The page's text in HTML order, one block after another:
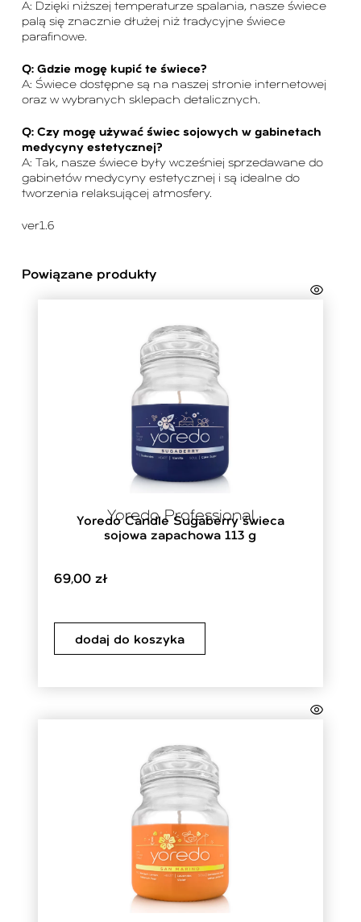
A: Dzięki niższej temperaturze spalania, nasze świece
palą się znacznie dłużej niż tradycyjne świece
parafinowe.
Q: Gdzie mogę kupić te świece?
A: Świece dostępne są na naszej stronie internetowej
oraz w wybranych sklepach detalicznych.
Q: Czy mogę używać świec sojowych w gabinetach
medycyny estetycznej?
A: Tak, nasze świece były wcześniej sprzedawane do
gabinetów medycyny estetycznej i są idealne do
tworzenia relaksującej atmosfery.
ver1.6
Powiązane produkty
Yoredo Professional
Yoredo Candle Sugaberry świeca
sojowa zapachowa 113 g
69,00 zł
dodaj do koszyka